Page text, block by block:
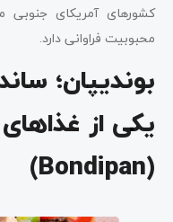
کشورهای آمریکای جنوبی
محبوبیت فراوانی دارد.
بوندیپان؛
یکی از غذاهای
(Bondipan)